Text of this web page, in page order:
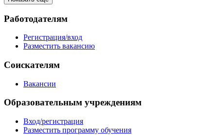
Работодателям
Регистрация/вход
Разместить вакансию
Соискателям
Вакансии
Образовательным учреждениям
Вход/регистрация
Разместить программу обучения